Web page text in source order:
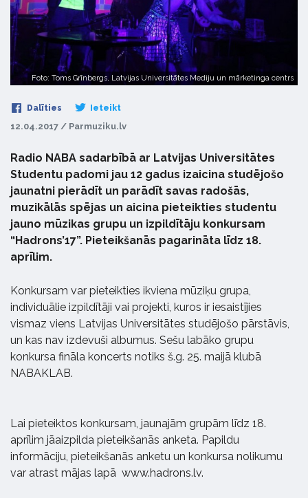
Foto: Toms Grīnbergs, Latvijas Universitātes Mediju un mārketinga centrs
Dalīties Ieteikt
12.04.2017 / Parmuziku.lv
Radio NABA sadarbībā ar Latvijas Universitātes
Studentu padomi jau 12 gadus izaicina studējošo
jaunatni pierādīt un parādīt savas radošās,
muzikālās spējas un aicina pieteikties studentu
jauno mūzikas grupu un izpildītāju konkursam
“Hadrons’17”. Pieteikšanās pagarināta līdz 18.
aprīlim.
Konkursam var pieteikties ikviena mūziķu grupa,
individuālie izpildītāji vai projekti, kuros ir iesaistījies
vismaz viens Latvijas Universitātes studējošo pārstāvis,
un kas nav izdevuši albumus. Sešu labāko grupu
konkursa fināla koncerts notiks š.g. 25. maijā klubā
NABAKLAB.
Lai pieteiktos konkursam, jaunajām grupām līdz 18.
aprīlim jāaizpilda pieteikšanās anketa. Papildu
informāciju, pieteikšanās anketu un konkursa nolikumu
var atrast mājas lapā www.hadrons.lv.